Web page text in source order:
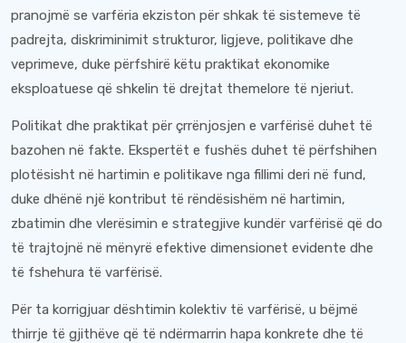
pranojmë se varfëria ekziston për shkak të sistemeve të
padrejta, diskriminimit strukturor, ligjeve, politikave dhe
veprimeve, duke përfshirë këtu praktikat ekonomike
eksploatuese që shkelin të drejtat themelore të njeriut.
Politikat dhe praktikat për çrrënjosjen e varfërisë duhet të
bazohen në fakte. Ekspertët e fushës duhet të përfshihen
plotësisht në hartimin e politikave nga fillimi deri në fund,
duke dhënë një kontribut të rëndësishëm në hartimin,
zbatimin dhe vlerësimin e strategjive kundër varfërisë që do
të trajtojnë në mënyrë efektive dimensionet evidente dhe
të fshehura të varfërisë.
Për ta korrigjuar dështimin kolektiv të varfërisë, u bëjmë
thirrje të gjithëve që të ndërmarrin hapa konkrete dhe të